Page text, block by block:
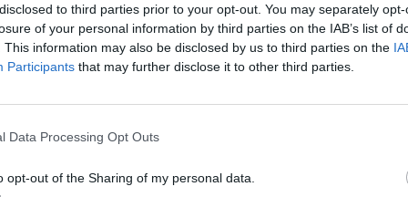
to third parties prior to your opt-out. You may separately
of your personal information by third parties on the IAB’s list of
This information may also be disclosed by us to third parties on the
Participants that may further disclose it to other third parties.
Data Processing Opt Outs
opt-out of the Sharing of my personal data.